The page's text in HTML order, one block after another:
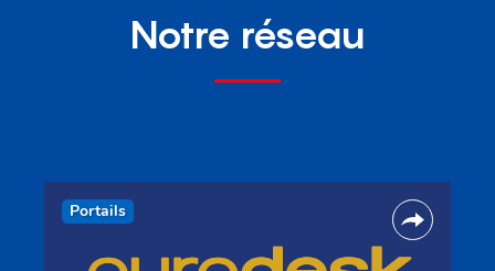
Notre réseau
Portails